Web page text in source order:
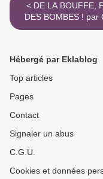
< DE LA BOUFFE, PAS
DES BOMBES ! par
Lauwrence Butler &
Hébergé par Eklablog
Top articles
Pages
Contact
Signaler un abus
C.G.U.
Cookies et données